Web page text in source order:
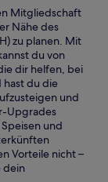
Mitgliedschaft
Nähe des
zu planen. Mit
du von
dir helfen, bei
hast du die
und
Upgrades
und
Vorteile nicht –
dein